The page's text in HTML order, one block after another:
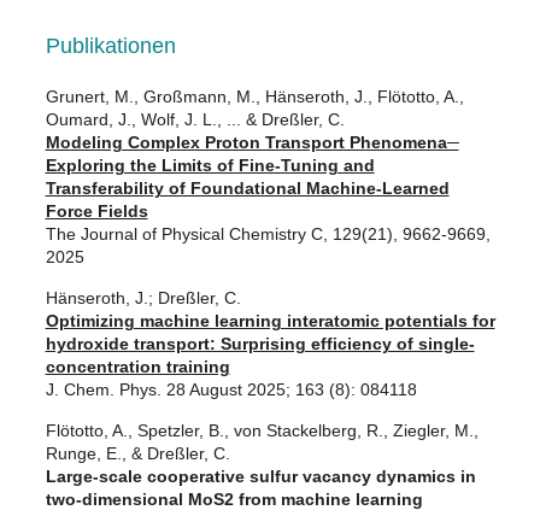
Publikationen
Grunert, M., Großmann, M., Hänseroth, J., Flötotto, A.,
Oumard, J., Wolf, J. L., ... & Dreßler, C.
Modeling Complex Proton Transport Phenomena─
Exploring the Limits of Fine-Tuning and
Transferability of Foundational Machine-Learned
Force Fields
The Journal of Physical Chemistry C, 129(21), 9662-9669,
2025
Hänseroth, J.; Dreßler, C.
Optimizing machine learning interatomic potentials for
hydroxide transport: Surprising efficiency of single-
concentration training
J. Chem. Phys. 28 August 2025; 163 (8): 084118
Flötotto, A., Spetzler, B., von Stackelberg, R., Ziegler, M.,
Runge, E., & Dreßler, C.
Large-scale cooperative sulfur vacancy dynamics in
two-dimensional MoS2 from machine learning